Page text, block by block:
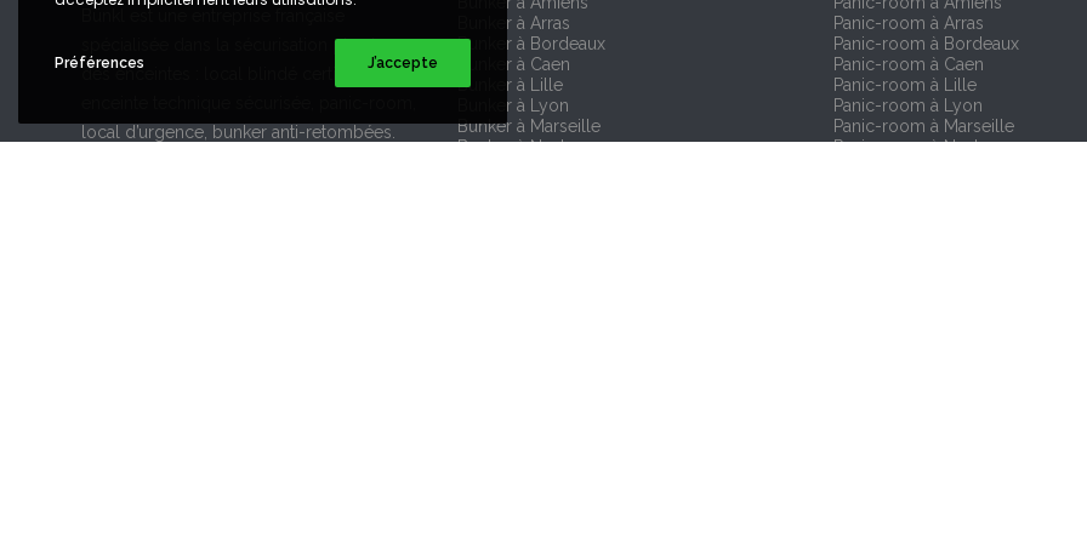
spécialisée dans la sécurisation physique
des enceintes : local blindé certifié,
local d’urgence, bunker anti-retombées.
Bunker à Arras
Bunker à Bordeaux
Bunker à Caen
Bunker à Lille
Bunker à Lyon
Bunker à Marseille
Bunker à Nantes
Panic-room à Arras
Panic-room à Bordeaux
Panic-room à Caen
Panic-room à Lille
Panic-room à Lyon
Panic-room à Marseille
Panic-room à Nantes
Préférences J’accepte